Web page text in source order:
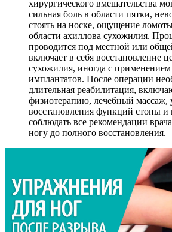
хирургического вмешательства
сильная боль в области пятки,
стоять на носке, ощущение
области ахиллова сухожилия.
проводится под местной или
включает в себя восстановление
сухожилия, иногда с
имплантатов. После операции
длительная реабилитация,
физиотерапию, лечебный массаж,
восстановления функций стопы
соблюдать все рекомендации
ногу до полного восстановления.